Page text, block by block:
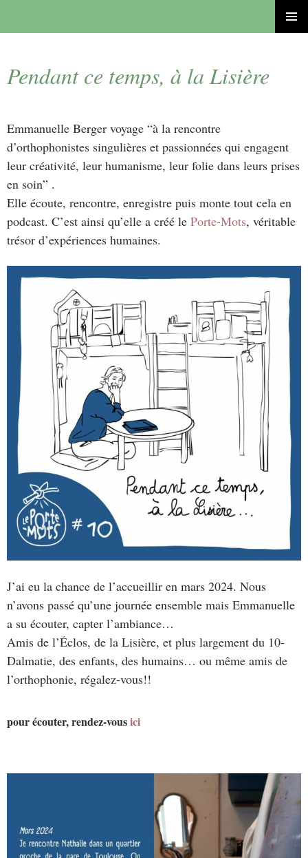
Pendant ce temps, à la Lisière
Emmanuelle Berger voyage “à la rencontre
d’orthophonistes singulières et passionnées qui engagent
leur créativité, leur humanisme, leur folie dans leurs prises
en soin” .
Elle écoute, rencontre, enregistre puis monte tout cela en
podcast. C’est ainsi qu’elle a créé le Porte-Mots, véritable
trésor d’expériences humaines.
J’ai eu la chance de l’accueillir en mars 2024. Nous
n’avons passé qu’une journée ensemble mais Emmanuelle
a su écouter, capter l’ambiance…
Amis de l’Éclos, de la Lisière, et plus largement du 10-
Dalmatie, des enfants, des humains… ou même amis de
l’orthophonie, régalez-vous!!
pour écouter, rendez-vousici